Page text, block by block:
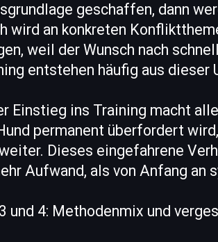
geschaffen, dann
wird an konkreten
weil der Wunsch nach
entstehen häufig aus dieser
Einstieg ins Training macht
permanent überfordert
Dieses eingefahrene
Aufwand, als von Anfang an
und 4: Methodenmix und